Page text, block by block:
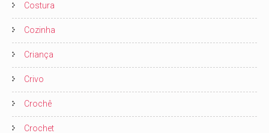
Costura
Cozinha
Criança
Crivo
Crochê
Crochet